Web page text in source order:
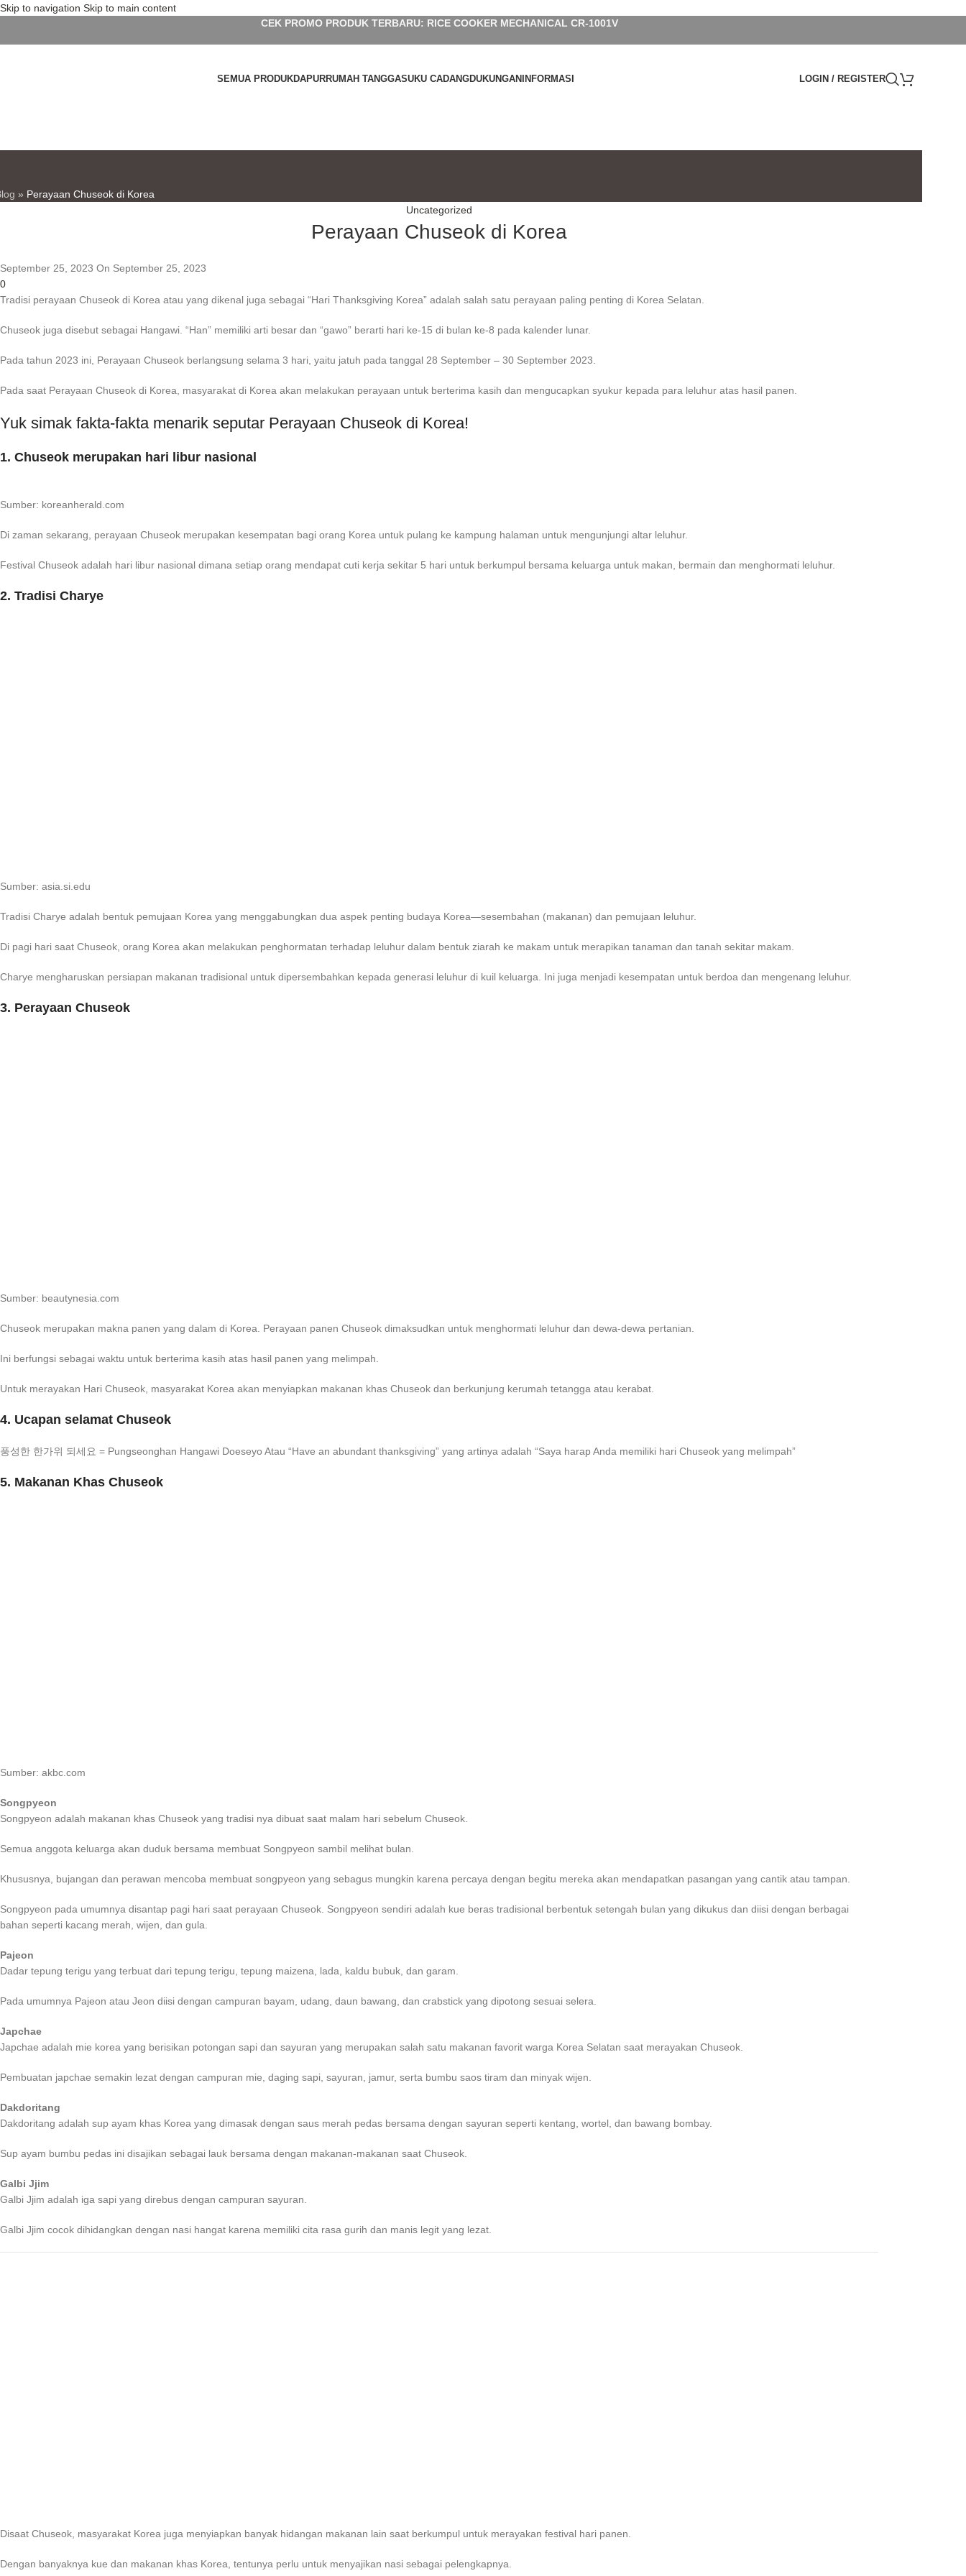
Skip to navigation Skip to main content
CEK PROMO PRODUK TERBARU: RICE COOKER MECHANICAL CR-1001V
SEMUA PRODUKDAPURRUMAH TANGGASUKU CADANGDUKUNGANINFORMASI LOGIN / REGISTER
» Perayaan Chuseok di Korea
Uncategorized
Perayaan Chuseok di Korea
September 25, 2023 On September 25, 2023
0
Tradisi perayaan Chuseok di Korea atau yang dikenal juga sebagai “Hari Thanksgiving Korea” adalah salah satu perayaan paling penting di Korea Selatan.
Chuseok juga disebut sebagai Hangawi. “Han” memiliki arti besar dan “gawo” berarti hari ke-15 di bulan ke-8 pada kalender lunar.
Pada tahun 2023 ini, Perayaan Chuseok berlangsung selama 3 hari, yaitu jatuh pada tanggal 28 September – 30 September 2023.
Pada saat Perayaan Chuseok di Korea, masyarakat di Korea akan melakukan perayaan untuk berterima kasih dan mengucapkan syukur kepada para leluhur atas hasil panen.
Yuk simak fakta-fakta menarik seputar Perayaan Chuseok di Korea!
1. Chuseok merupakan hari libur nasional
Sumber: koreanherald.com
Di zaman sekarang, perayaan Chuseok merupakan kesempatan bagi orang Korea untuk pulang ke kampung halaman untuk mengunjungi altar leluhur.
Festival Chuseok adalah hari libur nasional dimana setiap orang mendapat cuti kerja sekitar 5 hari untuk berkumpul bersama keluarga untuk makan, bermain dan menghormati leluhur.
2. Tradisi Charye
Sumber: asia.si.edu
Tradisi Charye adalah bentuk pemujaan Korea yang menggabungkan dua aspek penting budaya Korea—sesembahan (makanan) dan pemujaan leluhur.
Di pagi hari saat Chuseok, orang Korea akan melakukan penghormatan terhadap leluhur dalam bentuk ziarah ke makam untuk merapikan tanaman dan tanah sekitar makam.
Charye mengharuskan persiapan makanan tradisional untuk dipersembahkan kepada generasi leluhur di kuil keluarga. Ini juga menjadi kesempatan untuk berdoa dan mengenang leluhur.
3. Perayaan Chuseok
Sumber: beautynesia.com
Chuseok merupakan makna panen yang dalam di Korea. Perayaan panen Chuseok dimaksudkan untuk menghormati leluhur dan dewa-dewa pertanian.
Ini berfungsi sebagai waktu untuk berterima kasih atas hasil panen yang melimpah.
Untuk merayakan Hari Chuseok, masyarakat Korea akan menyiapkan makanan khas Chuseok dan berkunjung kerumah tetangga atau kerabat.
4. Ucapan selamat Chuseok
풍성한 한가위 되세요 = Pungseonghan Hangawi Doeseyo Atau “Have an abundant thanksgiving” yang artinya adalah “Saya harap Anda memiliki hari Chuseok yang melimpah”
5. Makanan Khas Chuseok
Sumber: akbc.com
Songpyeon
Songpyeon adalah makanan khas Chuseok yang tradisi nya dibuat saat malam hari sebelum Chuseok.
Semua anggota keluarga akan duduk bersama membuat Songpyeon sambil melihat bulan.
Khususnya, bujangan dan perawan mencoba membuat songpyeon yang sebagus mungkin karena percaya dengan begitu mereka akan mendapatkan pasangan yang cantik atau tampan.
Songpyeon pada umumnya disantap pagi hari saat perayaan Chuseok. Songpyeon sendiri adalah kue beras tradisional berbentuk setengah bulan yang dikukus dan diisi dengan berbagai
bahan seperti kacang merah, wijen, dan gula.
Pajeon
Dadar tepung terigu yang terbuat dari tepung terigu, tepung maizena, lada, kaldu bubuk, dan garam.
Pada umumnya Pajeon atau Jeon diisi dengan campuran bayam, udang, daun bawang, dan crabstick yang dipotong sesuai selera.
Japchae
Japchae adalah mie korea yang berisikan potongan sapi dan sayuran yang merupakan salah satu makanan favorit warga Korea Selatan saat merayakan Chuseok.
Pembuatan japchae semakin lezat dengan campuran mie, daging sapi, sayuran, jamur, serta bumbu saos tiram dan minyak wijen.
Dakdoritang
Dakdoritang adalah sup ayam khas Korea yang dimasak dengan saus merah pedas bersama dengan sayuran seperti kentang, wortel, dan bawang bombay.
Sup ayam bumbu pedas ini disajikan sebagai lauk bersama dengan makanan-makanan saat Chuseok.
Galbi Jjim
Galbi Jjim adalah iga sapi yang direbus dengan campuran sayuran.
Galbi Jjim cocok dihidangkan dengan nasi hangat karena memiliki cita rasa gurih dan manis legit yang lezat.
Disaat Chuseok, masyarakat Korea juga menyiapkan banyak hidangan makanan lain saat berkumpul untuk merayakan festival hari panen.
Dengan banyaknya kue dan makanan khas Korea, tentunya perlu untuk menyajikan nasi sebagai pelengkapnya.